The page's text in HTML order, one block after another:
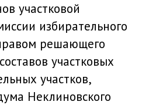
участковой
избирательного
решающего
участковых
участков,
Неклиновского